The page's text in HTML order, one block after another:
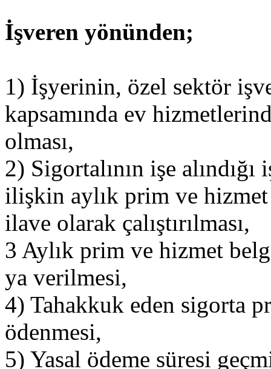
İşveren yönünden;
1) İşyerinin, özel sektör
kapsamında ev
olması,
2) Sigortalının işe
ilişkin aylık prim ve hizmet
ilave olarak çalıştırılması,
3 Aylık prim ve hizmet
ya verilmesi,
4) Tahakkuk eden sigorta
ödenmesi,
5) Yasal ödeme süresi